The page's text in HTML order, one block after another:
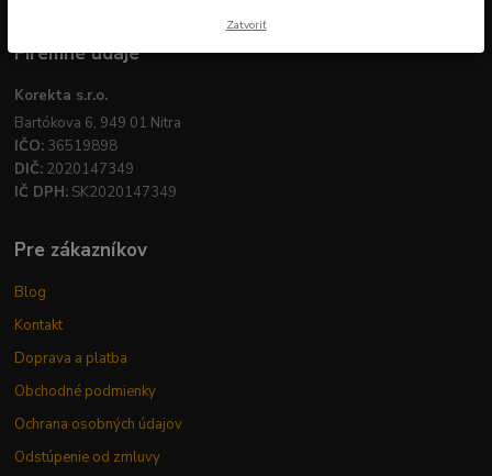
Firemné údaje
Korekta s.r.o.
Bartókova 6, 949 01 Nitra
IČO: 36519898
DIČ: 2020147349
IČ DPH: SK2020147349
Pre zákazníkov
Blog
Kontakt
Doprava a platba
Obchodné podmienky
Ochrana osobných údajov
Odstúpenie od zmluvy
Zatvoriť